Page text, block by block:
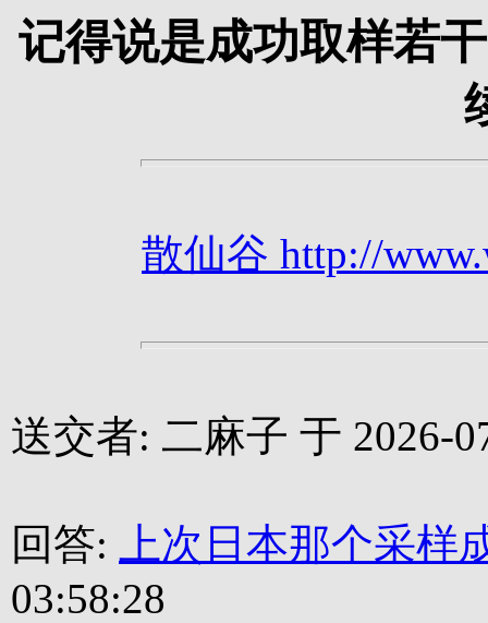
记得说是成功取样若
散仙谷 http://
送交者: 二麻子 于 2026-
回答:
上次日本那个采样
03:58:28